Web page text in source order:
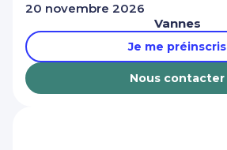
20 novembre 2026
Vannes
Je me préinscris
Nous contacter